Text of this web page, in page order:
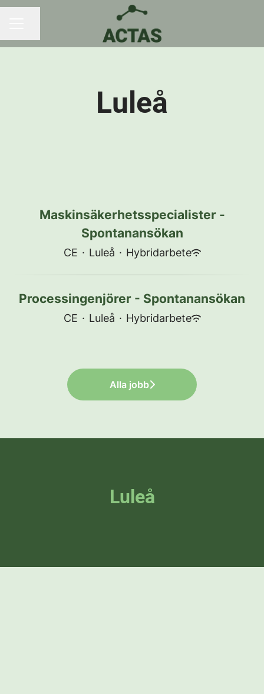
Luleå
Maskinsäkerhetsspecialister -
Spontanansökan
CE · Luleå · Hybridarbete
Processingenjörer - Spontanansökan
CE · Luleå · Hybridarbete
Alla jobb
Luleå